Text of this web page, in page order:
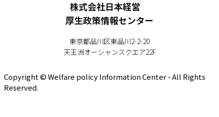
株式会社日本経営
厚生政策情報センター
東京都品川区東品川2-2-20
天王洲オーシャンスクエア22F
Copyright © Welfare policy Information Center - All Rights
Reserved.